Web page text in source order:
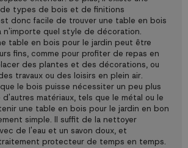
types de bois et de finitions
donc facile de trouver une table en bois
n'importe quel style de décoration.
table en bois pour le jardin peut être
fins, comme pour profiter de repas en
des plantes et des décorations, ou
travaux ou des loisirs en plein air.
le bois puisse nécessiter un peu plus
matériaux, tels que le métal ou le
une table en bois pour le jardin en bon
simple. Il suffit de la nettoyer
de l'eau et un savon doux, et
protecteur de temps en temps.